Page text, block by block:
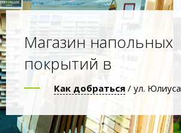
Магазин напольных
покрытий в
Как добраться / ул.